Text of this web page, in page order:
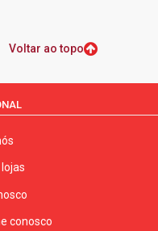
Voltar ao topo
conosco